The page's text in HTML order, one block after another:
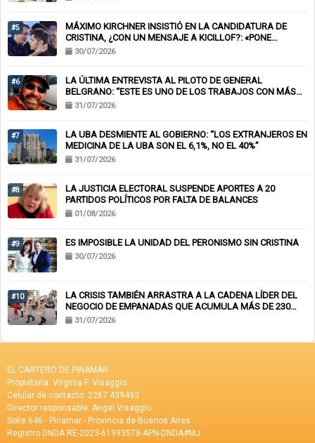
#5
MÁXIMO KIRCHNER INSISTIÓ EN LA CANDIDATURA DE
CRISTINA, ¿CON UN MENSAJE A KICILLOF?: «PONE
NERVIOSOS A MUCHOS»
30/07/2026
#6
LA ÚLTIMA ENTREVISTA AL PILOTO DE GENERAL
BELGRANO: “ESTE ES UNO DE LOS TRABAJOS CON MÁS
RIESGO”
31/07/2026
#7
LA UBA DESMIENTE AL GOBIERNO: “LOS EXTRANJEROS EN
MEDICINA DE LA UBA SON EL 6,1%, NO EL 40%”
31/07/2026
#8
LA JUSTICIA ELECTORAL SUSPENDE APORTES A 20
PARTIDOS POLÍTICOS POR FALTA DE BALANCES
01/08/2026
#9 ES IMPOSIBLE LA UNIDAD DEL PERONISMO SIN CRISTINA
30/07/2026
#10
LA CRISIS TAMBIÉN ARRASTRA A LA CADENA LÍDER DEL
NEGOCIO DE EMPANADAS QUE ACUMULA MÁS DE 230
CHEQUES RECHAZADOS Y PONE EN RIESGO CIENTOS DE
31/07/2026
EL CARTERO DE PINAMAR
Propietaria: Virginia F. Visaggio
Celular de contacto: 2267 439493
Director responsable: Angel Visaggio
Solis 646 - Pinamar - Provincia de Buenos Aires
Registro DNDA RE-2023-61993578-APN-DNDA#MJ